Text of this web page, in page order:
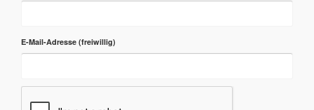
E-Mail-Adresse